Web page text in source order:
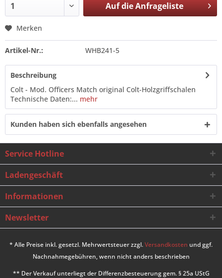
Auf dieAnfrageliste
Merken
Artikel-Nr.: WHB241-5
Beschreibung
Colt - Mod. Officers Match original Colt-Holzgriffschalen
Technische Daten:... mehr
Kunden haben sich ebenfalls angesehen
Service Hotline
Ladengeschäft
Informationen
Newsletter
* Alle Preise inkl. gesetzl. Mehrwertsteuer zzgl.Versandkosten und ggf.
Nachnahmegebühren, wenn nicht anders beschrieben
** Der Verkauf unterliegt der Differenzbesteuerung gem. § 25a UStG